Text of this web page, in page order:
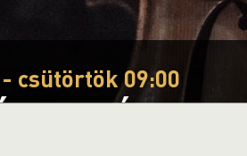
csütörtök 09:00
– JÁSZ-